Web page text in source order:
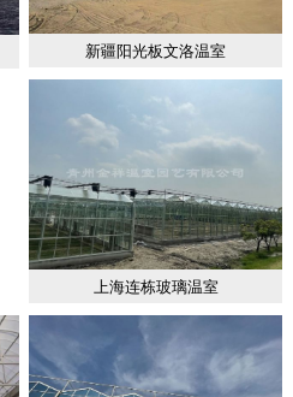
新疆阳光板文洛温室
上海连栋玻璃温室